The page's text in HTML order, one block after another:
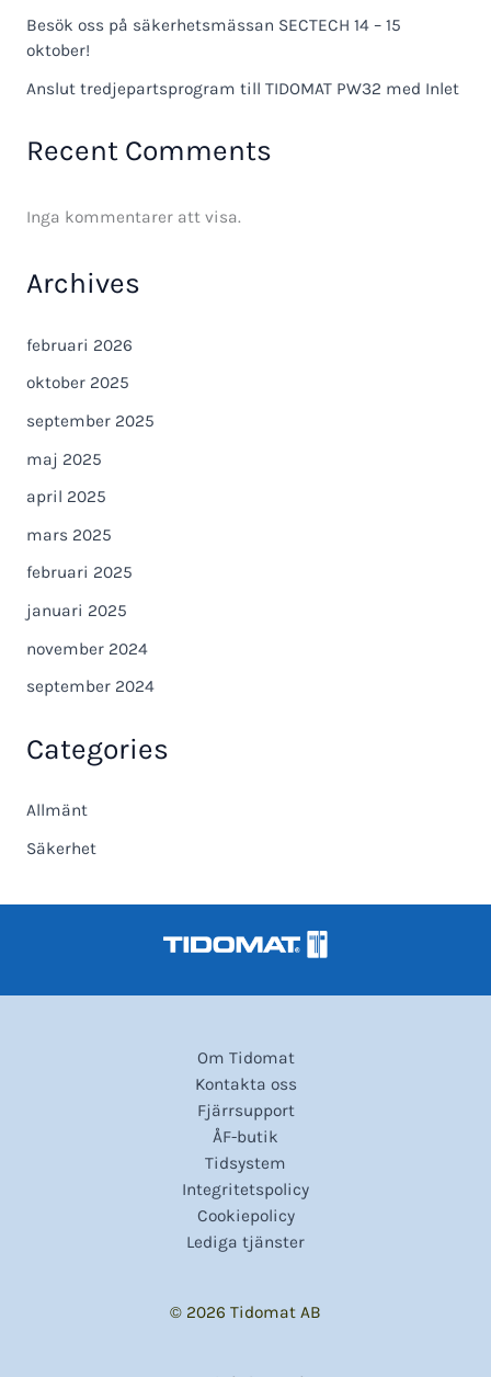
Besök oss på säkerhetsmässan SECTECH 14 – 15
oktober!
Anslut tredjepartsprogram till TIDOMAT PW32 med Inlet
Recent Comments
Inga kommentarer att visa.
Archives
februari 2026
oktober 2025
september 2025
maj 2025
april 2025
mars 2025
februari 2025
januari 2025
november 2024
september 2024
Categories
Allmänt
Säkerhet
Om Tidomat
Kontakta oss
Fjärrsupport
ÅF-butik
Tidsystem
Integritetspolicy
Cookiepolicy
Lediga tjänster
© 2026 Tidomat AB